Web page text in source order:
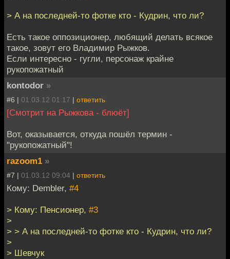
> А на последней-то фотке кто - Кудрин, что ли?
Есть такое оппозиционер, любящий делать всякое
такое, зовут его Владимир Рыжков.
Если интересно - гугли, персонаж крайне
рукопожатный
kontodor »
#6 | 01.03.12 01:17 | ответить
[Смотрит на Рыжкова - блюёт]
Вот, оказывается, откуда пошёл термин -
"рукопожатный"!
razoom1 »
#7 | 01.03.12 09:04 | ответить
Кому: Dembler, #4
> Кому: Пенсионер, #3
>
> > А на последней-то фотке кто - Кудрин, что ли?
>
> Шевчук